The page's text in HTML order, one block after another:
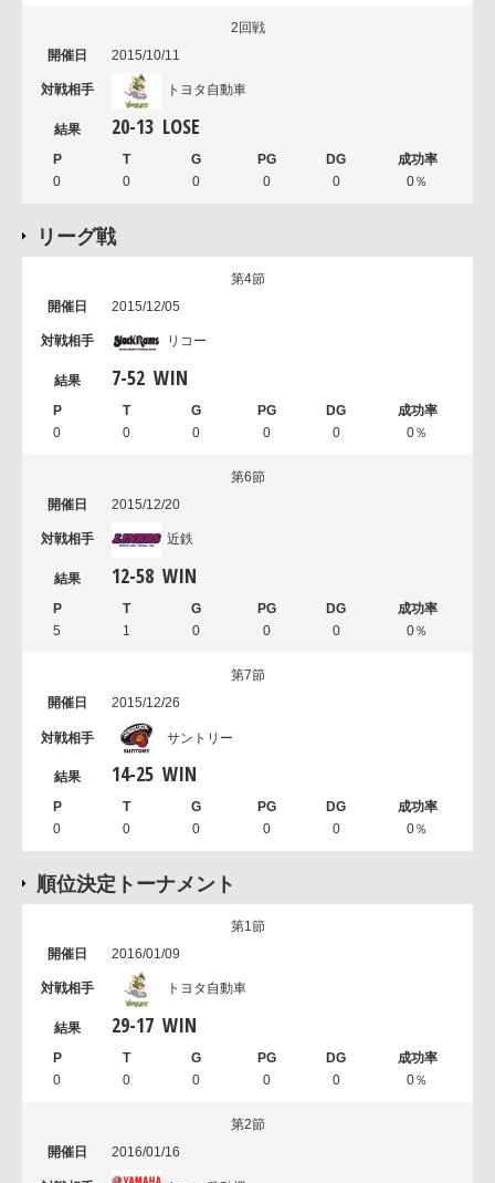
2回戦
2015/10/11
トヨタ自動車
20-13 LOSE
0 0 0 0 0 0％
リーグ戦
第4節
2015/12/05
リコー
7-52 WIN
0 0 0 0 0 0％
第6節
2015/12/20
近鉄
12-58 WIN
5 1 0 0 0 0％
第7節
2015/12/26
サントリー
14-25 WIN
0 0 0 0 0 0％
順位決定トーナメント
第1節
2016/01/09
トヨタ自動車
29-17 WIN
0 0 0 0 0 0％
第2節
2016/01/16